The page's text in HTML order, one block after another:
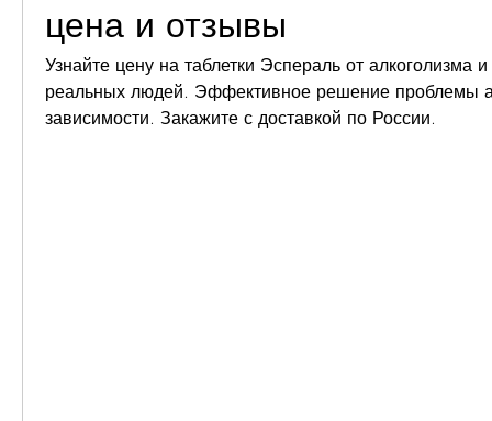
цена и отзывы
Узнайте цену на таблетки Эспераль от алкоголизма
реальных людей. Эффективное решение проблемы
зависимости. Закажите с доставкой по России.